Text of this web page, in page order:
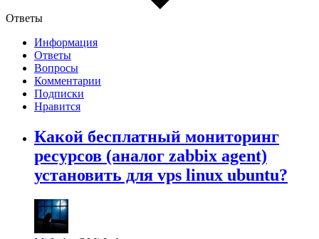
Ответы
Информация
Ответы
Вопросы
Комментарии
Подписки
Нравится
Какой бесплатный мониторинг
ресурсов (аналог zabbix agent)
установить для vps linux ubuntu?